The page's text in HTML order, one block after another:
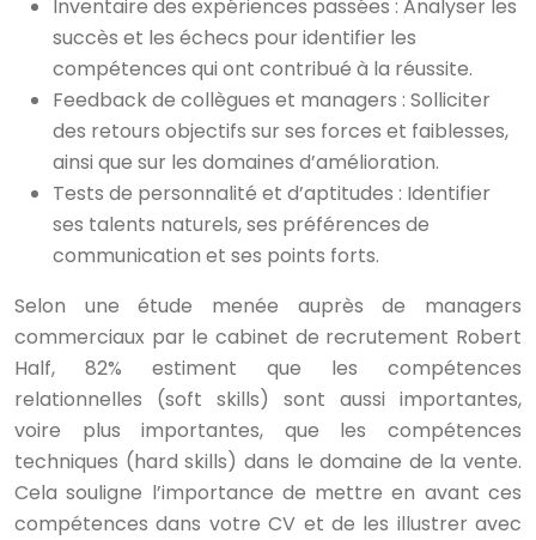
Inventaire des expériences passées : Analyser les
succès et les échecs pour identifier les
compétences qui ont contribué à la réussite.
Feedback de collègues et managers : Solliciter
des retours objectifs sur ses forces et faiblesses,
ainsi que sur les domaines d’amélioration.
Tests de personnalité et d’aptitudes : Identifier
ses talents naturels, ses préférences de
communication et ses points forts.
Selon une étude menée auprès de managers
commerciaux par le cabinet de recrutement Robert
Half, 82% estiment que les compétences
relationnelles (soft skills) sont aussi importantes,
voire plus importantes, que les compétences
techniques (hard skills) dans le domaine de la vente.
Cela souligne l’importance de mettre en avant ces
compétences dans votre CV et de les illustrer avec